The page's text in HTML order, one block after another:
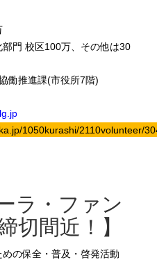
門 校区100万、その他は30
働推進課(市役所7階)
1050kurashi/2110volunteer/
ラ・ファン
切間近！】
の保全・普及・啓発活動